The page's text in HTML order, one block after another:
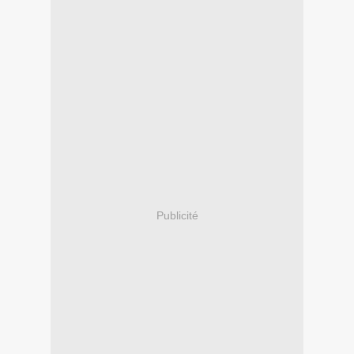
Publicité